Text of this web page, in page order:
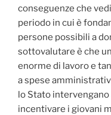
conseguenze che
periodo in cui è
persone possibili a
sottovalutare è che
enorme di lavoro e
a spese
lo Stato
incentivare i giovani